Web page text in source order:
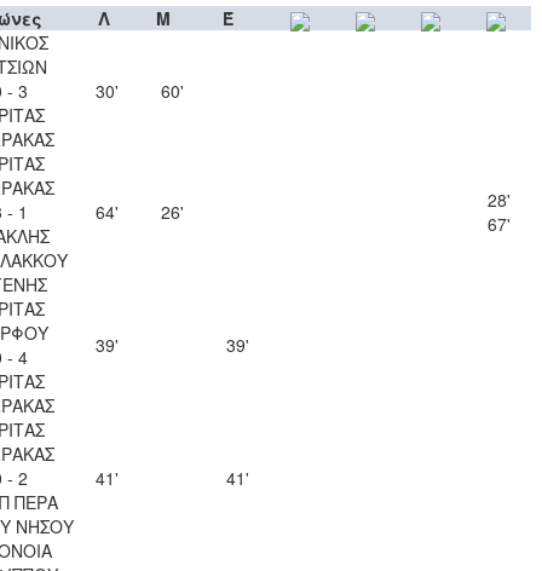
Λ Μ
Έ
- 3
30' 60'
- 1
64' 26'
28'
67'
- 4
39' 39'
- 2
ΠΕΡΑ
ΝΗΣΟΥ
41' 41'